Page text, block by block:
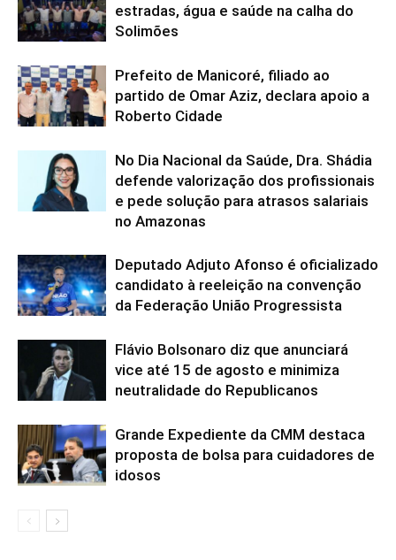
estradas, água e saúde na calha do
Solimões
Prefeito de Manicoré, filiado ao
partido de Omar Aziz, declara apoio a
Roberto Cidade
No Dia Nacional da Saúde, Dra. Shádia
defende valorização dos profissionais
e pede solução para atrasos salariais
no Amazonas
Deputado Adjuto Afonso é oficializado
candidato à reeleição na convenção
da Federação União Progressista
Flávio Bolsonaro diz que anunciará
vice até 15 de agosto e minimiza
neutralidade do Republicanos
Grande Expediente da CMM destaca
proposta de bolsa para cuidadores de
idosos